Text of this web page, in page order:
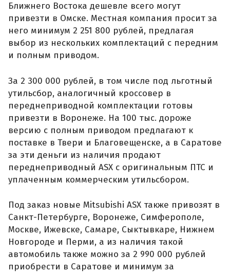
Ближнего Востока дешевле всего могут
привезти в Омске. Местная компания просит за
него минимум 2 251 800 рублей, предлагая
выбор из нескольких комплектаций с передним
и полным приводом.
За 2 300 000 рублей, в том числе под льготный
утильсбор, аналогичный кроссовер в
переднеприводной комплектации готовы
привезти в Воронеже. На 100 тыс. дороже
версию с полным приводом предлагают к
поставке в Твери и Благовещенске, а в Саратове
за эти деньги из наличия продают
переднеприводный ASX с оригинальным ПТС и
уплаченным коммерческим утильсбором.
Под заказ новые Mitsubishi ASX также привозят в
Санкт-Петербурге, Воронеже, Симферополе,
Москве, Ижевске, Самаре, Сыктывкаре, Нижнем
Новгороде и Перми, а из наличия такой
автомобиль также можно за 2 990 000 рублей
приобрести в Саратове и минимум за